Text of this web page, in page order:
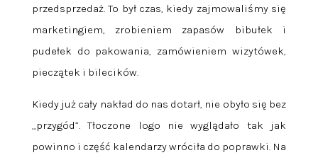
przedsprzedaż. To był czas, kiedy zajmowaliśmy się
marketingiem, zrobieniem zapasów bibułek i
pudełek do pakowania, zamówieniem wizytówek,
pieczątek i bilecików.
Kiedy już cały nakład do nas dotarł, nie obyło się bez
„przygód”. Tłoczone logo nie wyglądało tak jak
powinno i część kalendarzy wróciła do poprawki. Na